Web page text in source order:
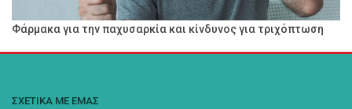
Φάρμακα για την παχυσαρκία και κίνδυνος για τριχόπτωση
ΣΧΕΤΙΚΑ ΜΕ ΕΜΑΣ